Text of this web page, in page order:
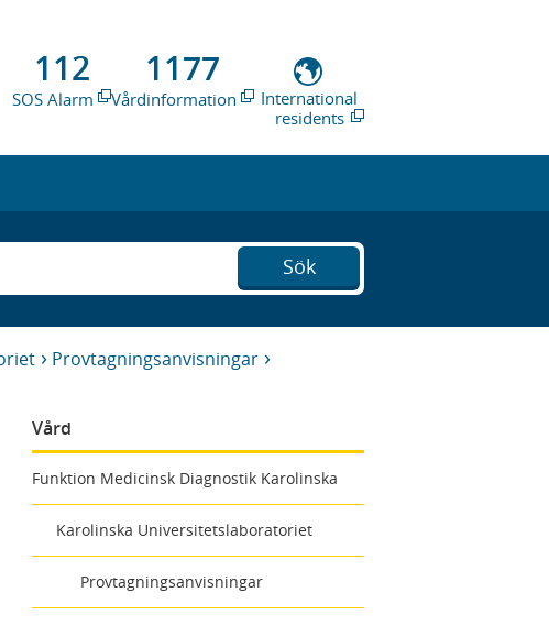
112
SOS Alarm
1177
Vårdinformation
International
residents
Sök
Provtagningsanvisningar
Vård
Funktion Medicinsk Diagnostik Karolinska
Karolinska Universitetslaboratoriet
Provtagningsanvisningar